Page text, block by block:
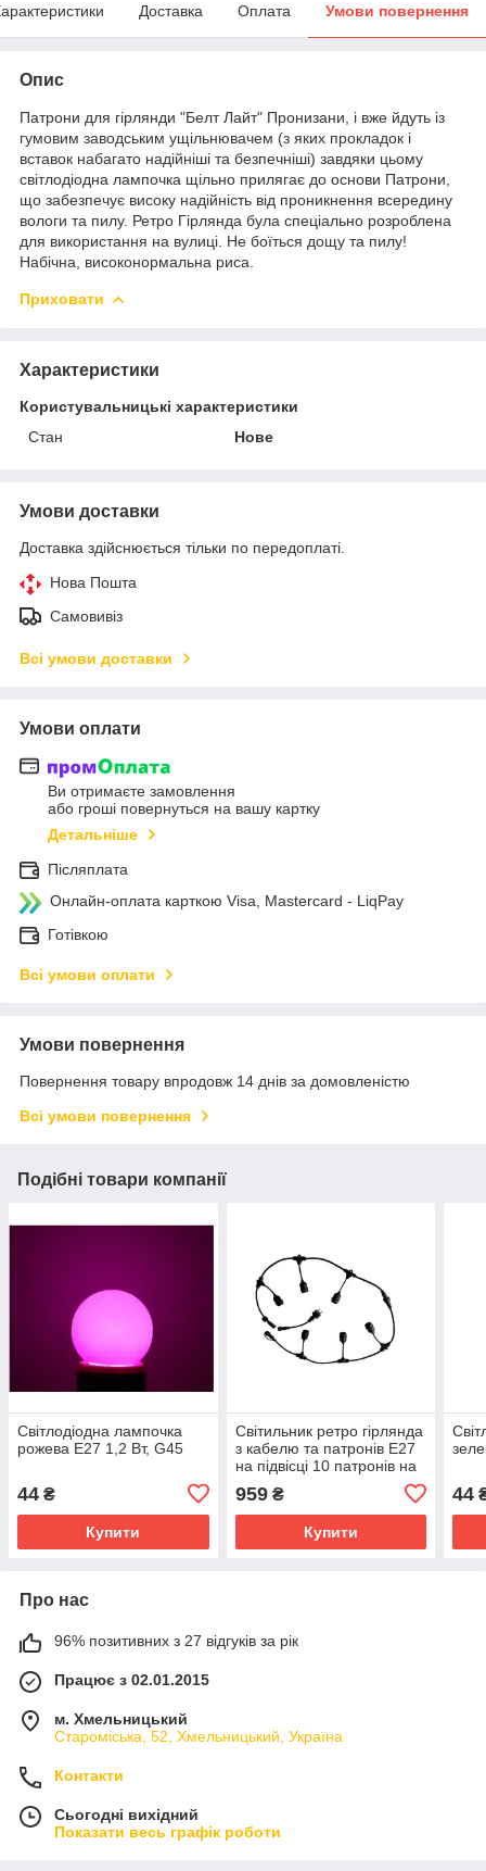
Доставка Оплата Умови повернення
Опис
Патрони для гірлянди "Белт Лайт" Пронизани, і вже йдуть із
гумовим заводським ущільнювачем (з яких прокладок і
вставок набагато надійніші та безпечніші) завдяки цьому
світлодіодна лампочка щільно прилягає до основи Патрони,
що забезпечує високу надійність від проникнення всередину
вологи та пилу. Ретро Гірлянда була спеціально розроблена
для використання на вулиці. Не боїться дощу та пилу!
Набічна, високонормальна риса.
Приховати
Характеристики
Користувальницькі характеристики
Стан
Нове
Умови доставки
Доставка здійснюється тільки по передоплаті.
Нова Пошта
Самовивіз
Всі умови доставки
Умови оплати
Ви отримаєте замовлення
або гроші повернуться на вашу картку
Детальніше
Післяплата
Онлайн-оплата карткою Visa, Mastercard - LiqPay
Готівкою
Всі умови оплати
Умови повернення
Повернення товару впродовж 14 днів за домовленістю
Всі умови повернення
Подібні товари компанії
Світлодіодна лампочка
рожева E27 1,2 Вт, G45
44 ₴
Купити
Світильник ретро гірлянда
з кабелю та патронів Е27
на підвісці 10 патронів на
959₴
Купити
44
Про нас
96% позитивних з 27 відгуків за рік
Працює з 02.01.2015
м. Хмельницький
Староміська, 52, Хмельницький, Україна
Контакти
Сьогодні вихідний
Показати весь графік роботи